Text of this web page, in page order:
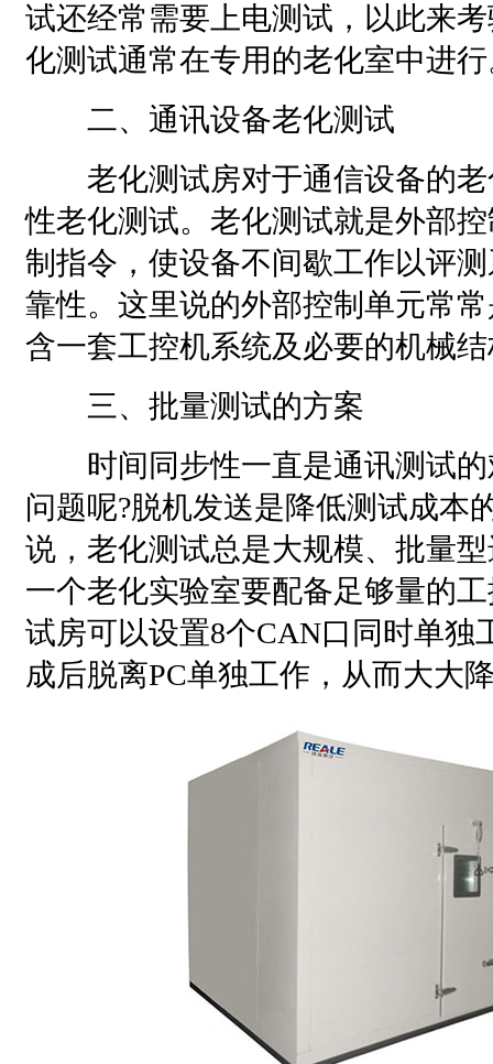
试还经常需要上电测试，以此来
化测试通常在专用的老化室中进
二、通讯设备老化测试
老化测试房对于通信设备的老
性老化测试。老化测试就是外部
制指令，使设备不间歇工作以评
靠性。这里说的外部控制单元常
含一套工控机系统及必要的机械
三、批量测试的方案
时间同步性一直是通讯测试的
问题呢?脱机发送是降低测试成本
说，老化测试总是大规模、批量
一个老化实验室要配备足够量的
试房可以设置8个CAN口同时单独
成后脱离PC单独工作，从而大大